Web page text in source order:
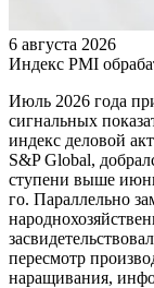
6 августа 2026
Индекс PMI
Июль 2026 года
сигнальных
индекс деловой
S&P Global,
ступени выше
го. Параллельно
пересмотр
наращивания,